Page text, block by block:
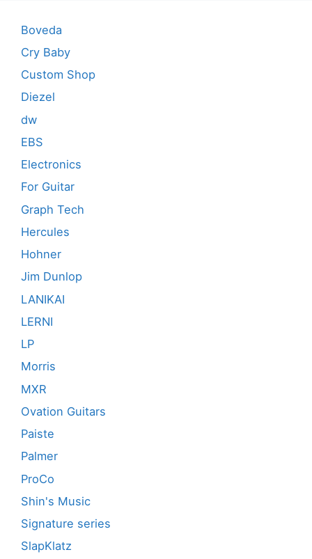
Boveda
Cry Baby
Custom Shop
Diezel
dw
EBS
Electronics
For Guitar
Graph Tech
Hercules
Hohner
Jim Dunlop
LANIKAI
LERNI
LP
Morris
MXR
Ovation Guitars
Paiste
Palmer
ProCo
Shin's Music
Signature series
SlapKlatz